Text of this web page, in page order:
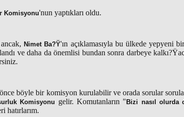
Komisyonu'nun yaptıkları oldu.
ancak,Nimet Ba?Ÿ'ın açıklamasıyla bu ülkede yepyeni
ve daha da önemlisi bundan sonra darbeye
böyle bir komisyon kurulabilir ve orada sorular
Komisyonu gelir. Komutanların "Bizi nasıl olurda
hatırlarım.